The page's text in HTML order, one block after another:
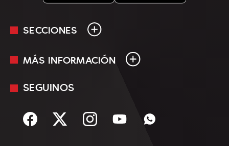
SECCIONES
En Vivo
Sociedad
MÁS INFORMACIÓN
Mediakit
Términos y condiciones
SEGUINOS